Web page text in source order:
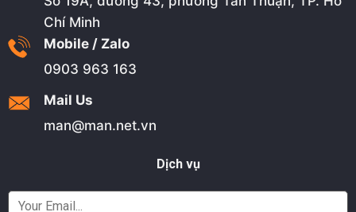
Chí Minh
Mobile / Zalo
0903 963 163
Mail Us
man@man.net.vn
Dịch vụ